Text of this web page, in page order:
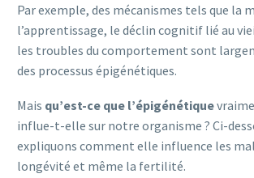
Par exemple, des mécanismes tels que la
l’apprentissage, le déclin cognitif lié au
les troubles du comportement sont
des processus épigénétiques.
Mais qu’est-ce que l’épigénétique
influe-t-elle sur notre organisme ? Ci-
expliquons comment elle influence les
longévité et même la fertilité.